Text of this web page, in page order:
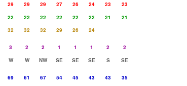
29 29 29 27 26 24 23
23
22 22 22 22 22 22 21
21
32 32 32 29 26
24
3 2 2 1 1 1 2
2
W W NW SE SE SE S
SE
69 61 67 54 45 43 43
35